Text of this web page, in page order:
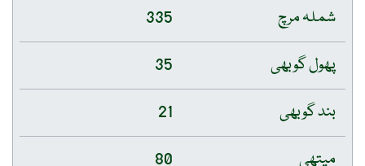
شملہ مرچ
335
پھول گوبھی
35
بند گوبھی
21
میتھی
80